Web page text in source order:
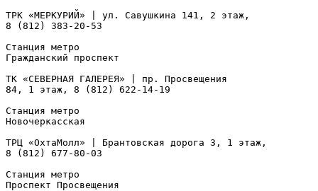
ТРК «МЕРКУРИЙ» | ул. Савушкина 141, 2 этаж,
8 (812) 383-20-53
Станция метро
Гражданский проспект
ТК «СЕВЕРНАЯ ГАЛЕРЕЯ» | пр. Просвещения
84, 1 этаж, 8 (812) 622-14-19
Станция метро
Новочеркасская
ТРЦ «ОхтаМолл» | Брантовская дорога 3, 1 этаж,
8 (812) 677-80-03
Станция метро
Проспект Просвещения